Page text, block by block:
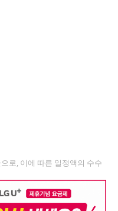
로, 이에 따른 일정액의 수수